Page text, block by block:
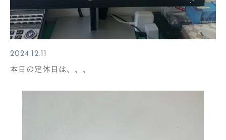
2024.12.11
本日の定休日は、、、